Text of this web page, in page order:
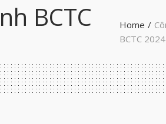
BCTC
Home /
BCTC